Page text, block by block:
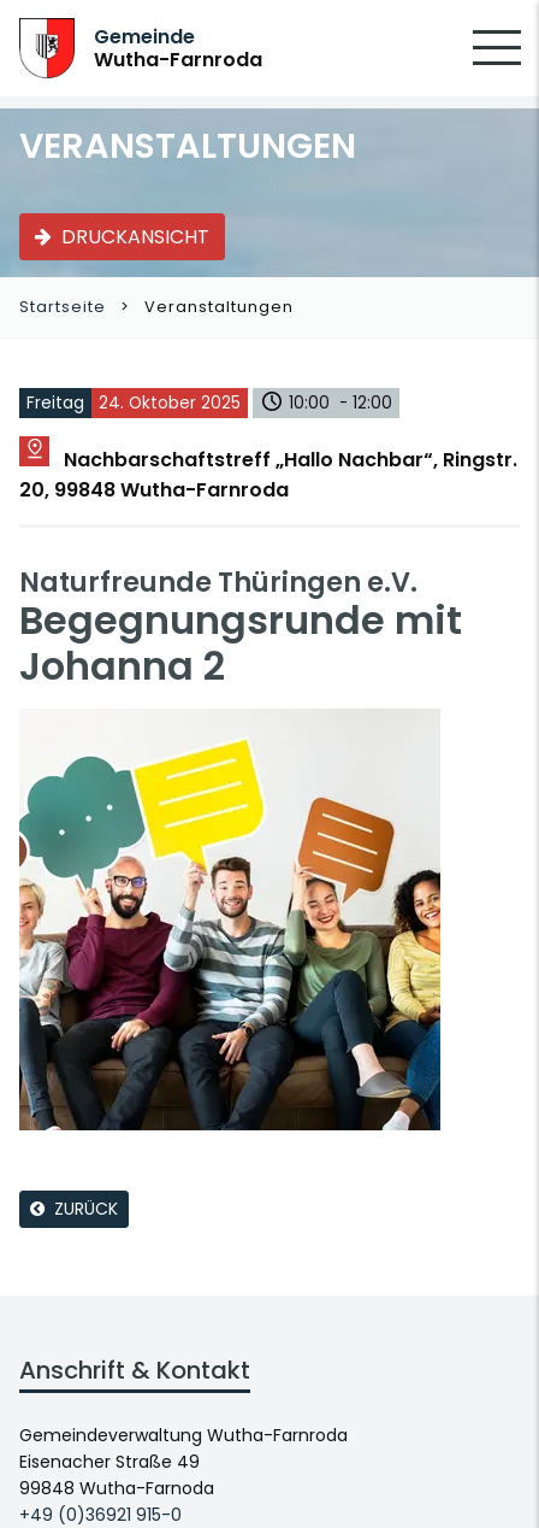
Gemeinde
Wutha-Farnroda
VERANSTALTUNGEN
DRUCKANSICHT
Startseite Veranstaltungen
Freitag 24. Oktober 2025 10:00 - 12:00
Nachbarschaftstreff „Hallo Nachbar“, Ringstr.
20, 99848 Wutha-Farnroda
Naturfreunde Thüringen e.V.
Begegnungsrunde mit
Johanna 2
ZURÜCK
Anschrift & Kontakt
Gemeindeverwaltung Wutha-Farnroda
Eisenacher Straße 49
99848 Wutha-Farnoda
+49 (0)36921 915-0